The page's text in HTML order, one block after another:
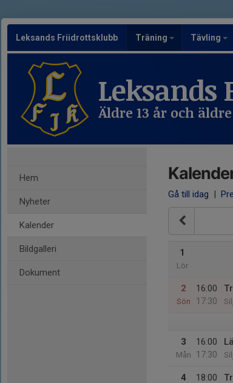
Leksands Friidrottsklubb Träning Tävling
Äldre 13 år och äldre
Hem
Nyheter
Kalender
Bildgalleri
Dokument
Gå till idag |
1
Lör
2
Sön
16:00
17:30
3
Mån
16:00
17:30
4
18:00